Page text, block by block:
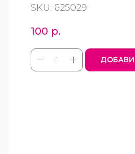
SKU: 625029
100 р.